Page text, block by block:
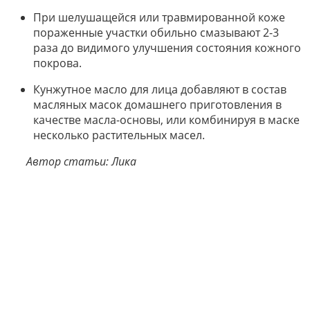
При шелушащейся или травмированной коже
пораженные участки обильно смазывают 2-3
раза до видимого улучшения состояния кожного
покрова.
Кунжутное масло для лица добавляют в состав
масляных масок домашнего приготовления в
качестве масла-основы, или комбинируя в маске
несколько растительных масел.
Автор статьи: Лика